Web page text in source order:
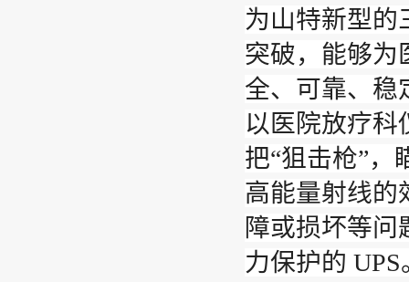
为山特新型的
突破，能够为
全、可靠、稳
以医院放疗科
把“狙击枪”
高能量射线的
障或损坏等问
力保护的 UPS